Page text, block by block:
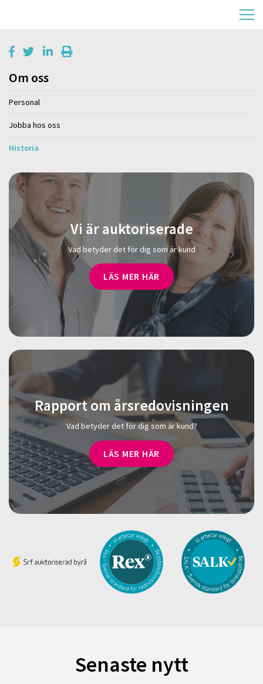
Om oss
Personal
Jobba hos oss
Historia
Vi är auktoriserade
Vad betyder det för dig som är kund
LÄS MER HÄR
Rapport om årsredovisningen
Vad betyder det för dig som är kund?
LÄS MER HÄR
Senaste nytt